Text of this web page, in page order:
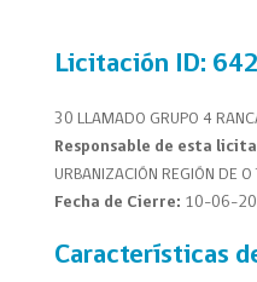
Licitación ID:
30 LLAMADO GRUPO 4
Responsable de esta
URBANIZACIÓN REGIÓN DE
Fecha de Cierre: 10-06-
Características